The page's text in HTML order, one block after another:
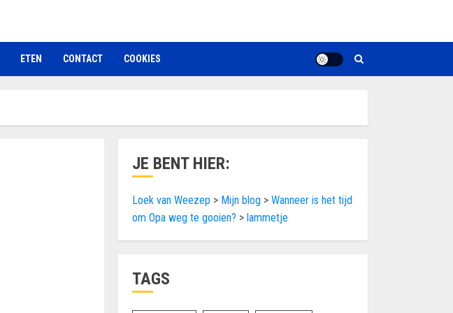
ETEN CONTACT COOKIES
JE BENT HIER:
Loek van Weezep > Mijn blog >Wanneer is het tijd
om Opa weg te gooien? >lammetje
TAGS